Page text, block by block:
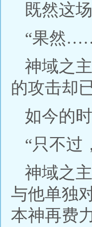
既然这
“果然
神域之
的攻击却
如今的
“只不过
神域之
与他单独
本神再费